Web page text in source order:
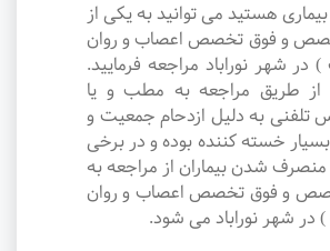
بیماری هستید می توانید به یکی از
و فوق تخصص اعصاب و روان
در شهر نوراباد مراجعه فرمایید.
طریق مراجعه به مطب و یا
تلفنی به دلیل ازدحام جمعیت و
خسته کننده بوده و در برخی
شدن بیماران از مراجعه به
و فوق تخصص اعصاب و روان
در شهر نوراباد می شود.